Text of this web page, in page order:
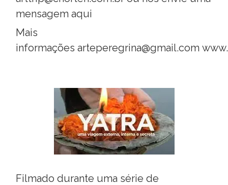
mensagem aqui
Mais
informações arteperegrina@gmail.com
Filmado durante uma série de